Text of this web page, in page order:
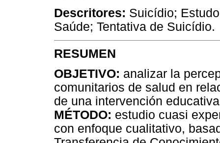
Descritores: Suicídio;
Saúde; Tentativa de Suicídio.
RESUMEN
OBJETIVO: analizar la
comunitarios de salud en
de una intervención
MÉTODO: estudio cuasi
con enfoque cualitativo,